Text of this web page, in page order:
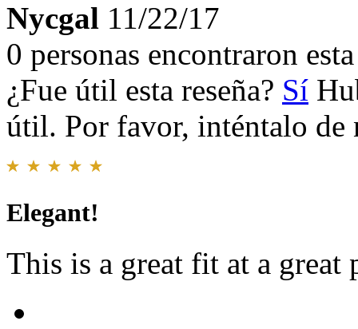
Nycgal 11/22/17
0 personas encontraron
¿Fue útil esta reseña? Sí
útil. Por favor, inténtalo de
Elegant!
This is a great fit at a great